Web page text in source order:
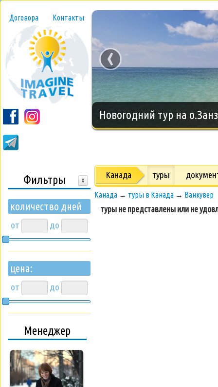
Договора Контакты
Новогодний тур на
‹
Фильтры X
количество дней
от до
цена:
от до
Менеджер
Канада туры
Канада → туры в Канада → Ванкувер
туры не представлены или не